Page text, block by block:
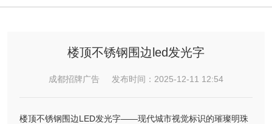
楼顶不锈钢围边led发光字
成都招牌广告 发布时间：2025-12-11 12:54
楼顶不锈钢围边LED发光字——现代城市视觉标识的璀璨明珠